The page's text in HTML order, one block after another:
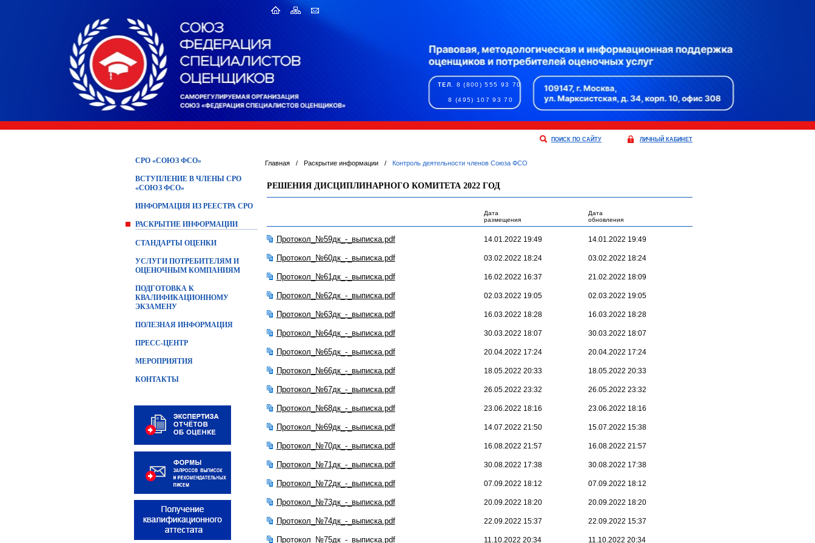
ТЕЛ. 8 (800) 555 93 70
8 (495) 107 93 70
ПОИСК ПО САЙТУ ЛИЧНЫЙ КАБИНЕТ
СРО «СОЮЗ ФСО»
ВСТУПЛЕНИЕ В ЧЛЕНЫ СРО
«СОЮЗ ФСО»
ИНФОРМАЦИЯ ИЗ РЕЕСТРА СРО
РАСКРЫТИЕ ИНФОРМАЦИИ
СТАНДАРТЫ ОЦЕНКИ
УСЛУГИ ПОТРЕБИТЕЛЯМ И
ОЦЕНОЧНЫМ КОМПАНИЯМ
ПОДГОТОВКА К
КВАЛИФИКАЦИОННОМУ
ЭКЗАМЕНУ
ПОЛЕЗНАЯ ИНФОРМАЦИЯ
ПРЕСС-ЦЕНТР
МЕРОПРИЯТИЯ
КОНТАКТЫ
Главная / Раскрытие информации / Контроль деятельности членов Союза ФСО
РЕШЕНИЯ ДИСЦИПЛИНАРНОГО КОМИТЕТА 2022 ГОД
Дата
размещения
Дата
обновления
Протокол_№59дк_-_выписка.pdf 14.01.2022 19:49 14.01.2022 19:49
Протокол_№60дк_-_выписка.pdf 03.02.2022 18:24 03.02.2022 18:24
Протокол_№61дк_-_выписка.pdf 16.02.2022 16:37 21.02.2022 18:09
Протокол_№62дк_-_выписка.pdf 02.03.2022 19:05 02.03.2022 19:05
Протокол_№63дк_-_выписка.pdf 16.03.2022 18:28 16.03.2022 18:28
Протокол_№64дк_-_выписка.pdf 30.03.2022 18:07 30.03.2022 18:07
Протокол_№65дк_-_выписка.pdf 20.04.2022 17:24 20.04.2022 17:24
Протокол_№66дк_-_выписка.pdf 18.05.2022 20:33 18.05.2022 20:33
Протокол_№67дк_-_выписка.pdf 26.05.2022 23:32 26.05.2022 23:32
Протокол_№68дк_-_выписка.pdf 23.06.2022 18:16 23.06.2022 18:16
Протокол_№69дк_-_выписка.pdf 14.07.2022 21:50 15.07.2022 15:38
Протокол_№70дк_-_выписка.pdf 16.08.2022 21:57 16.08.2022 21:57
Протокол_№71дк_-_выписка.pdf 30.08.2022 17:38 30.08.2022 17:38
Протокол_№72дк_-_выписка.pdf 07.09.2022 18:12 07.09.2022 18:12
Протокол_№73дк_-_выписка.pdf 20.09.2022 18:20 20.09.2022 18:20
Протокол_№74дк_-_выписка.pdf 22.09.2022 15:37 22.09.2022 15:37
Протокол_№75дк_-_выписка.pdf 11.10.2022 20:34 11.10.2022 20:34